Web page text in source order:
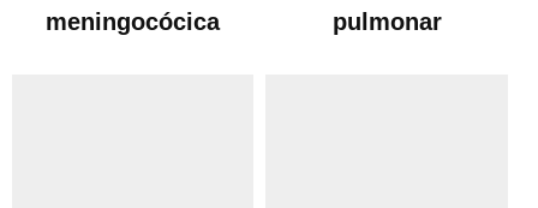
meningocócica
pulmonar